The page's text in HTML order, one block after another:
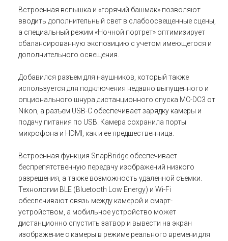
Встроенная вспышка и «горячий башмак» позволяют
вводить дополнительный свет в слабоосвещенные сцены,
а специальный режим «Ночной портрет» оптимизирует
сбалансированную экспозицию с учетом имеющегося и
дополнительного освещения.
Добавился разъем для наушников, который также
используется для подключения недавно выпущенного и
опционального шнура дистанционного спуска MC-DC3 от
Nikon, а разъем USB-C обеспечивает зарядку камеры и
подачу питания по USB. Камера сохранила порты
микрофона и HDMI, как и ее предшественница.
Встроенная функция SnapBridge обеспечивает
беспрепятственную передачу изображений низкого
разрешения, а также возможность удаленной съемки.
Технологии BLE (Bluetooth Low Energy) и Wi-Fi
обеспечивают связь между камерой и смарт-
устройством, а мобильное устройство может
дистанционно спустить затвор и вывести на экран
изображение с камеры в режиме реального времени для